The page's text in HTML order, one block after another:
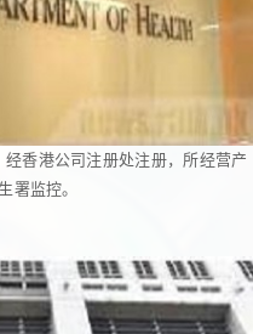
香港公司注册处注册，所经营产
署监控。